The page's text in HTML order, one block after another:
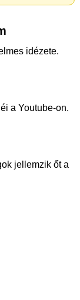
idézete.
a Youtube-on.
jellemzik őt a